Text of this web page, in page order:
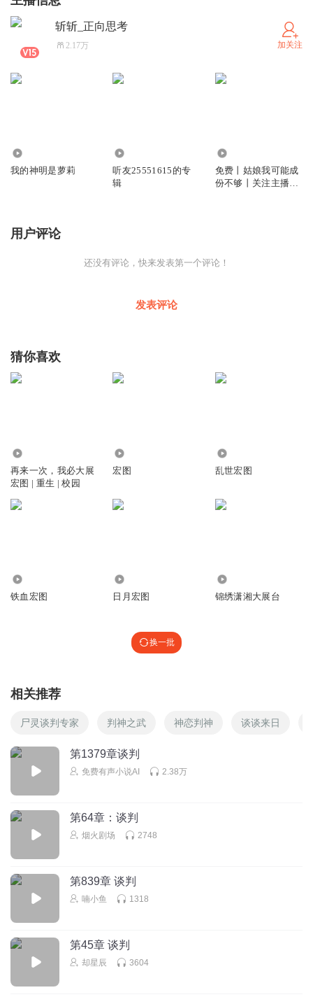
斩斩_正向思考
2.17万 加关注
我的神明是萝莉
听友25551615的专
辑
免费丨姑娘我可能成
份不够丨关注主播丨
用户评论
还没有评论，快来发表第一个评论！
发表评论
猜你喜欢
再来一次，我必大展
宏图 | 重生 | 校园
宏图 乱世宏图
铁血宏图 日月宏图 锦绣潇湘大展台
换一批
相关推荐
尸灵谈判专家 判神之武 神恋判神 谈谈来日
第1379章谈判
免费有声小说AI 2.38万
第64章：谈判
烟火剧场 2748
第839章 谈判
喃小鱼 1318
第45章 谈判
却星辰 3604